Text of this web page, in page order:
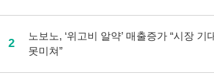
2
노보노, ‘위고비 알약’ 매출증가 “시장 기
못미쳐”